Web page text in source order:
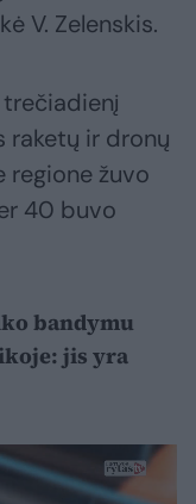
V. Zelenskis.
raketų ir dronų
regione žuvo
40 buvo
bandymu
jis yra